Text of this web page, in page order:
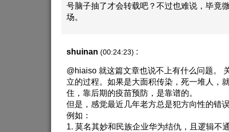
号脑子抽了才会转载吧？不过也难说，毕竟
场。
shuinan (00:24:23) :
@hiaiso 就这篇文章也说不上有什么问题。
立的过程。如果是大面积传染，死一堆人，
住，靠后期的疫苗预防，是靠谱的。
但是，感觉最近几年老方总是犯方向性的错
例如：
1. 莫名其妙和民族企业华为结仇，且逻辑不